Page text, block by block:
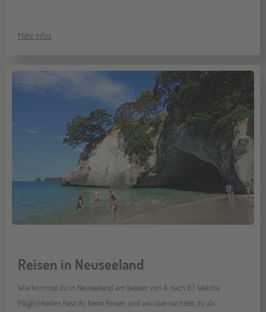
Mehr Infos
Reisen in Neuseeland
Wie kommst du in Neuseeland am besten von A nach B? Welche
Möglichkeiten hast du beim Reisen und wo übernachtest du als